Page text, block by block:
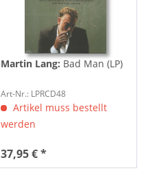
Martin Lang: Bad Man (LP)
Art-Nr.: LPRCD48
Artikel muss bestellt
werden
37,95 € *